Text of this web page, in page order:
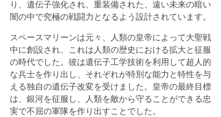
り、遺伝子強化され、重装備された、遠い未来の暗い
闇の中で究極の戦闘力となるよう設計されています。
スペースマリーンは元々、人類の皇帝によって大聖戦
中に創設され、これは人類の歴史における拡大と征服
の時代でした。彼は遺伝子工学技術を利用して超人的
な兵士を作り出し、それぞれが特別な能力と特性を与
える独自の遺伝子改変を受けました。皇帝の最終目標
は、銀河を征服し、人類を敵から守ることができる忠
実で不屈の軍隊を作り出すことでした。